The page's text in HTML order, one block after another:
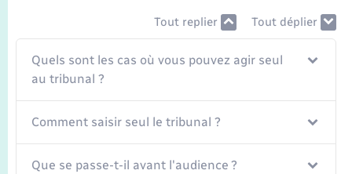
Seniors
Transports
Voirie et espace public
Tout replier Tout déplier
Quels sont les cas où vous pouvez agir seul
au tribunal ?
Comment saisir seul le tribunal ?
Que se passe-t-il avant l'audience ?